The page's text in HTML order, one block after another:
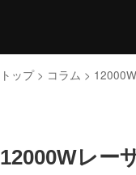
トップ> コラム >
12000Wレー